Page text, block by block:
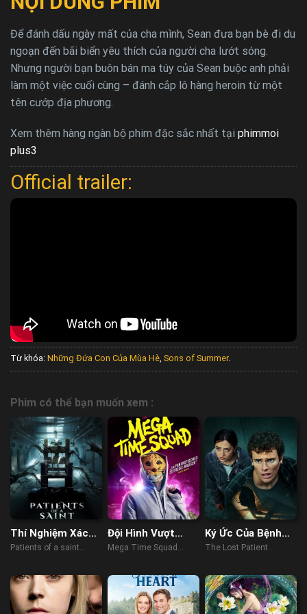
Để đánh dấu ngày mất của cha mình, Sean đưa bạn bè đi du
ngoạn đến bãi biển yêu thích của người cha lướt sóng.
Nhưng người bạn buôn bán ma túy của Sean buộc anh phải
làm một việc cuối cùng – đánh cắp lô hàng heroin từ một
tên cướp địa phương.
Xem thêm hàng ngàn bộ phim đặc sắc nhất tại phimmoi
plus3
Official trailer:
Từ khóa: Những Đứa Con Của Mùa Hè Sons of Summer.
Phim có thể bạn muốn xem :
Thí Nghiệm Xác
Sống
Patients of a saint
Đội Hình Vượt
Thời Gian
Mega Time Squad
Ký Ức Của Bệnh
Nhân
The Lost Patient